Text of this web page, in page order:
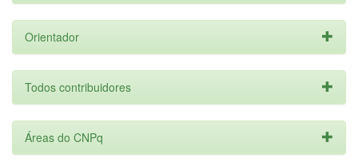
Orientador
Todos contribuidores
Áreas do CNPq